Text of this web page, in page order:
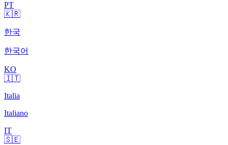
PT
🇰🇷
한국
한국어
KO
🇮🇹
Italia
Italiano
IT
🇸🇪